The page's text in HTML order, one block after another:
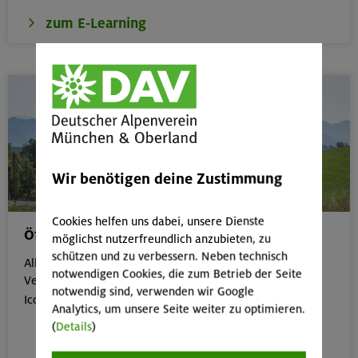
zum E-Learning
Öffentliche Anreise
Alle Veranstaltungen, die gut mit öffentlichen
Verkehrsmitteln erreichbar sind, erkennst du an dem
Icon: 
Wir benötigen deine Zustimmung
Cookies helfen uns dabei, unsere Dienste
möglichst nutzerfreundlich anzubieten, zu
schützen und zu verbessern. Neben technisch
notwendigen Cookies, die zum Betrieb der Seite
notwendig sind, verwenden wir Google
Analytics, um unsere Seite weiter zu optimieren.
(Details)